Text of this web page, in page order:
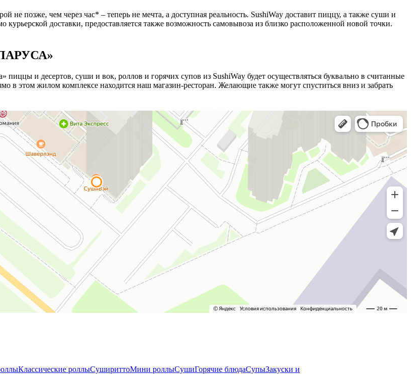
не позже, чем через час* – теперь не мечта, а доступная реальность. SushiWay доставит пиццу, а также суши и
доставки, предоставляется также возможность самовывоза из близко расположенной новой точки.
пиццы и десертов, суши и вок, роллов и горячих супов из SushiWay будет осуществляться буквально в считанные
в этом жилом комплексе находится наш магазин-ресторан. Желающие также могут спуститься вниз и забрать
Классические роллыСушириттоМини роллыСушиГорячие блюдаСупыЗакуски и